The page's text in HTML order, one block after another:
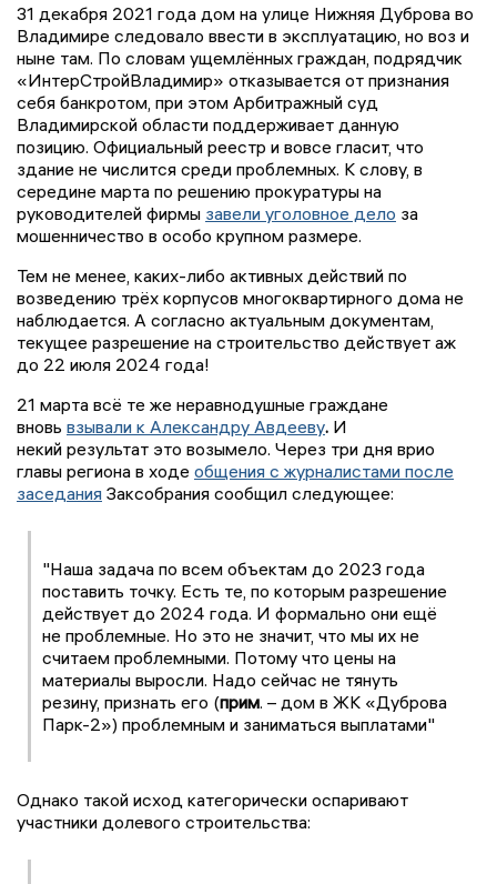
31 декабря 2021 года дом на улице Нижняя Дуброва во
Владимире следовало ввести в эксплуатацию, но воз и
ныне там. По словам ущемлённых граждан, подрядчик
«ИнтерСтройВладимир» отказывается от признания
себя банкротом, при этом Арбитражный суд
Владимирской области поддерживает данную
позицию. Официальный реестр и вовсе гласит, что
здание не числится среди проблемных. К слову, в
середине марта по решению прокуратуры на
руководителей фирмы завели уголовное дело за
мошенничество в особо крупном размере.
Тем не менее, каких-либо активных действий по
возведению трёх корпусов многоквартирного дома не
наблюдается. А согласно актуальным документам,
текущее разрешение на строительство действует аж
до 22 июля 2024 года!
21 марта всё те же неравнодушные граждане
вновь взывали к Александру Авдееву. И
некий результат это возымело. Через три дня врио
главы региона в ходе общения с журналистами после
заседания Заксобрания сообщил следующее:
"Наша задача по всем объектам до 2023 года
поставить точку. Есть те, по которым разрешение
действует до 2024 года. И формально они ещё
не проблемные. Но это не значит, что мы их не
считаем проблемными. Потому что цены на
материалы выросли. Надо сейчас не тянуть
резину, признать его (прим. – дом в ЖК «Дуброва
Парк-2») проблемным и заниматься выплатами"
Однако такой исход категорически оспаривают
участники долевого строительства: